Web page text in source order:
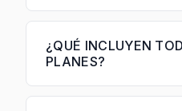
¿QUÉ INCLUYEN
PLANES?